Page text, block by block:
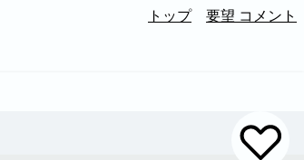
トップ 要望 コメント